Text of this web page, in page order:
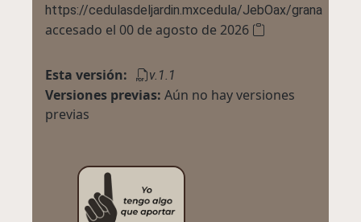
https://cedulasdeljardin.mxcedula/JebOax/grana
accesado el 00 de agosto de 2026
Esta versión: v.1.1
Versiones previas: Aún no hay versiones
previas